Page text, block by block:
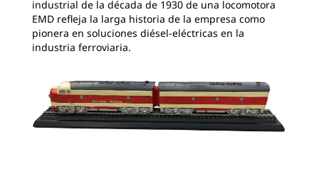
industrial de la década de 1930 de una locomotora
EMD refleja la larga historia de la empresa como
pionera en soluciones diésel-eléctricas en la
industria ferroviaria.